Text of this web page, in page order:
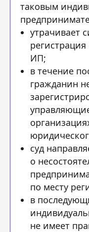
таковым
утрачивает
ИП;
в течение
гражданин
суд
о
по месту
в
не имеет